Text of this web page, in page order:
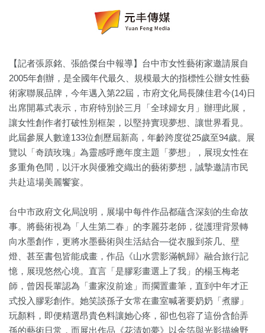
【記者張原銘、張皓傑台中報導】台中市女性藝術家邀請展自
2005年創辦，是全國年代最久、規模最大的指標性公辦女性藝
術家聯展品牌，今年邁入第22屆，市府文化局長陳佳君今(14)日
出席開幕式表示，市府特別於三月「全球婦女月」辦理此展，
讓女性創作者打破性別框架，以堅持實現夢想、讓世界看見。
此屆參展人數達133位創歷屆新高，年齡跨度從25歲至94歲。展
覽以「奇蹟玫瑰」為靈感呼應年度主題「夢想」，展現女性在
多重角色間，以汗水與優雅交織出的藝術夢想，誠摯邀請市民
共赴這場美麗饗宴。
台中市政府文化局說明，展場中每件作品都蘊含深刻的生命故
事。將藝術視為「人生第二春」的李麗芬老師，從護理背景轉
向水墨創作，更將水墨藝術與生活結合—從衣服到茶几、壁
燈、甚至書包皆能成畫，作品《山水雲影滿帆歸》融合旅行記
憶，展現悠然心境。直言「是膠彩畫選上了我」的楊玉梅老
師，曾因長輩認為「畫家沒前途」而擱置畫筆，直到中年才正
式投入膠彩創作。她笑談孫子女常在畫室喊著要奶奶「煮膠」
玩顏料，即便精選昂貴色料讓她心疼，卻也包容了這份含飴弄
孫的藝術日常，而展出作品《花清如夢》以金箔與光影描繪野